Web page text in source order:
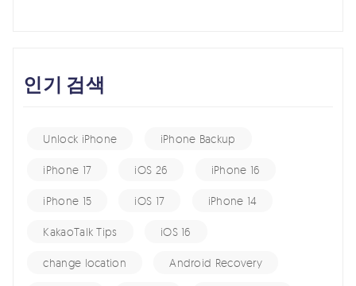
인기 검색
Unlock iPhone iPhone Backup
iPhone 17 iOS 26 iPhone 16
iPhone 15 iOS 17 iPhone 14
KakaoTalk Tips iOS 16
change location Android Recovery